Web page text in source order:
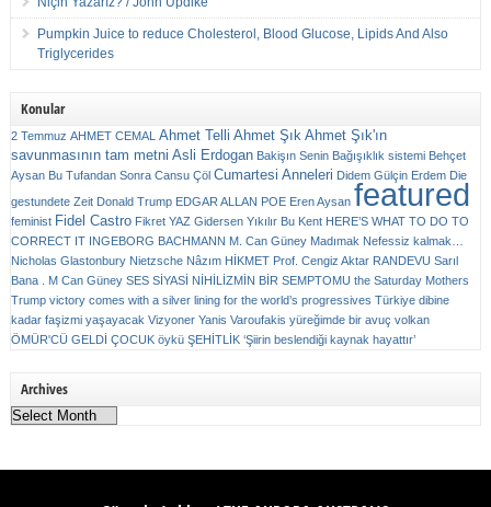
Pumpkin Juice to reduce Cholesterol, Blood Glucose, Lipids And Also
Triglycerides
Konular
2 Temmuz AHMET CEMAL Ahmet Telli Ahmet Şık Ahmet Şık'ın
savunmasının tam metni Asli Erdogan Bakişın Senin Bağışıklık sistemi Behçet
Aysan Bu Tufandan Sonra Cansu Çöl Cumartesi Anneleri Didem Gülçin Erdem Die
gestundete Zeit Donald Trump EDGAR ALLAN POE Eren Aysan featured
feminist Fidel Castro Fikret YAZ Gidersen Yıkılır Bu Kent HERE’S WHAT TO DO TO
CORRECT IT INGEBORG BACHMANN M. Can Güney Madımak Nefessiz kalmak…
Nicholas Glastonbury Nietzsche Nâzım HİKMET Prof. Cengiz Aktar RANDEVU Sarıl
Bana . M Can Güney SES SİYASİ NİHİLİZMİN BİR SEMPTOMU the Saturday Mothers
Trump victory comes with a silver lining for the world’s progressives Türkiye dibine
kadar faşizmi yaşayacak Vizyoner Yanis Varoufakis yüreğimde bir avuç volkan
ÖMÜR'CÜ GELDİ ÇOCUK öykü ŞEHİTLİK ‘Şiirin beslendiği kaynak hayattır’
Archives
Archives